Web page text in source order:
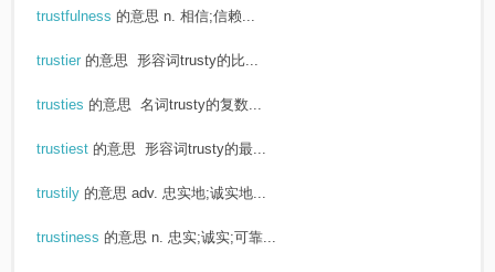
trustfulness 的意思 n. 相信;信赖...
trustier 的意思 形容词trusty的比...
trusties 的意思 名词trusty的复数...
trustiest 的意思 形容词trusty的最...
trustily 的意思 adv. 忠实地;诚实地...
trustiness 的意思 n. 忠实;诚实;可靠...